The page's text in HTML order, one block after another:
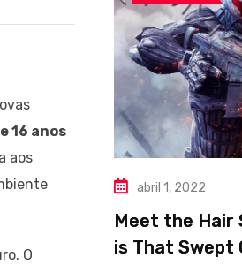
16 anos
aos
O
abril 1, 2022
Meet the Hair
is That Swept